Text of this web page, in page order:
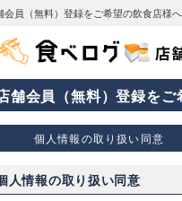
会員（無料）登録をご希望の飲食店様へ
舗会員（無料）登録を
個人情報の取り扱い同意
人情報の取り扱い同意